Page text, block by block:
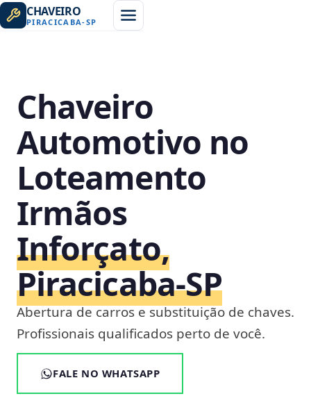
CHAVEIRO
PIRACICABA-SP
Chaveiro
Automotivo no
Loteamento
Irmãos
Inforçato,
Piracicaba‑SP
Abertura de carros e substituição de chaves.
Profissionais qualificados perto de você.
FALE NO WHATSAPP